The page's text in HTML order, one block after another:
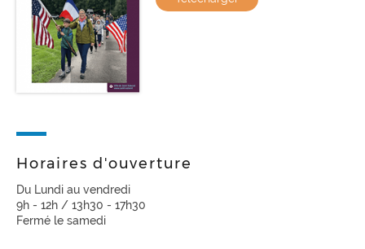
Horaires d'ouverture
Du Lundi au vendredi
9h - 12h / 13h30 - 17h30
Fermé le samedi